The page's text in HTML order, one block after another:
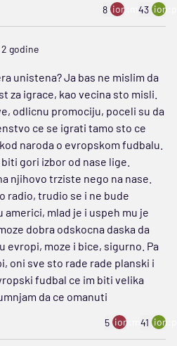
8 ion:minus
43
godine
unistena? Ja bas ne mislim da
za igrace, kao vecina sto misli.
odlicnu promociju, poceli su da
ce se igrati tamo sto ce
naroda o evropskom fudbalu.
gori izbor od nase lige.
njihovo trziste nego na nase.
radio, trudio se i ne bude
americi, mlad je i uspeh mu je
dobra odskocna daska da
evropi, moze i bice, sigurno. Pa
oni sve sto rade rade planski i
fudbal ce im biti velika
da ce omanuti
5 ion:minus
41